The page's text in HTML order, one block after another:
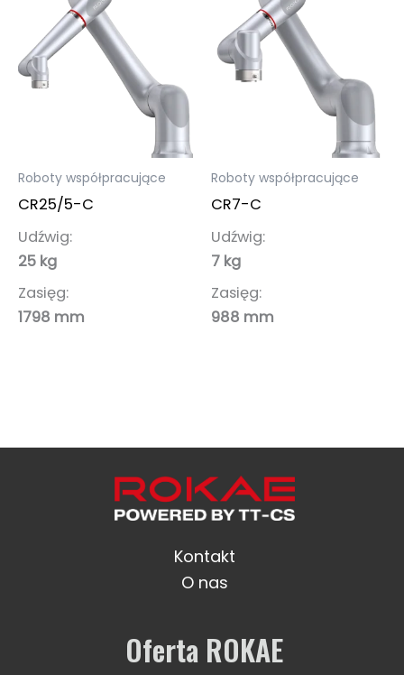
Roboty współpracujące
CR25/5-C
Udźwig:
25 kg
Zasięg:
1798 mm
Roboty współpracujące
CR7-C
Udźwig:
7 kg
Zasięg:
988 mm
Kontakt
O nas
Oferta ROKAE